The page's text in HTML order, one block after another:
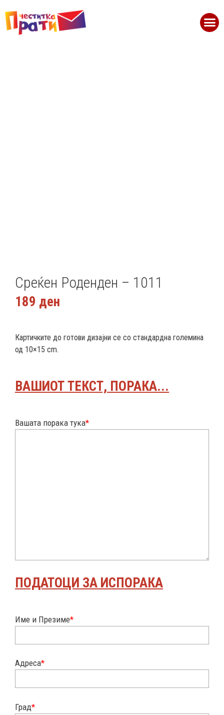
Среќен Роденден – 1011
189 ден
Картичките до готови дизајни се со стандардна големина
од 10×15 cm.
ВАШИОТ ТЕКСТ, ПОРАКА...
Вашата порака тука*
ПОДАТОЦИ ЗА ИСПОРАКА
Име и Презиме*
Адреса*
Град*